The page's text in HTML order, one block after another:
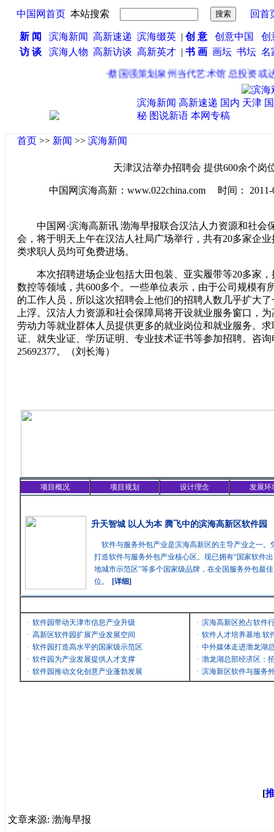
中国网首页 本站搜索 回首
新 闻 滨海新闻 高新速递 滨海缀英| 创 意 创意中国
创
访 谈
滨海人物 高新访谈 高新英才 | 书 画 画坛 书坛 名
蔡国强策划泉州当代艺术馆 总投资或达
滨海新闻 高新速递 国内 天津
秘 图说新语 本网专稿
首页 >> 新闻 >> 滨海新闻
天津汉沽举办招聘会 提供600余个岗
中国网滨海高新：www.022china.com 时间： 2011-
中国网·滨海高新讯 渤海早报联合汉沽人力资源和社会
会，将于明天上午在汉沽人社局广场举行，共有20多家企
类求职人员均可免费进场。
本次招聘进场企业包括大田包装、亚实履带等20多家
数控等领域，共600多个。一些单位表示，由于公司规模有
的工作人员，所以这次招聘会上他们的招聘人数几乎扩大
上浮。汉沽人力资源和社会保障局将开设就业服务窗口，
劳动力等就业群体人员提供更多的就业岗位和就业服务。
证、就失业证、学历证明、专业技术证书等参加招聘。咨询
25692377。（刘长海）
项目概况 项目规划 设计理念
发展环
升天智城 以人为本 腾飞中的滨海高新区软件园
软件与服务外包产业是滨海高新区的主导产业之一。
打造软件与服务外包产业核心区。现已拥有“国家软件
地城市示范区”等多个国家级品牌，在全国服务外包最
位。
[详细]
· 软件园带动天津市信息产业升级
· 高新区软件园扩展产业发展空间
· 软件园打造高水平的国家级示范区
· 软件园为产业发展提供人才支撑
· 软件园推动文化创意产业蓬勃发展
· 滨海高新区抢占软件
· 软件人才培养基地 软
· 中外媒体走进渤龙湖
· 渤龙湖总部经济区：
· 滨海新区软件与服务
[
文章来源: 渤海早报